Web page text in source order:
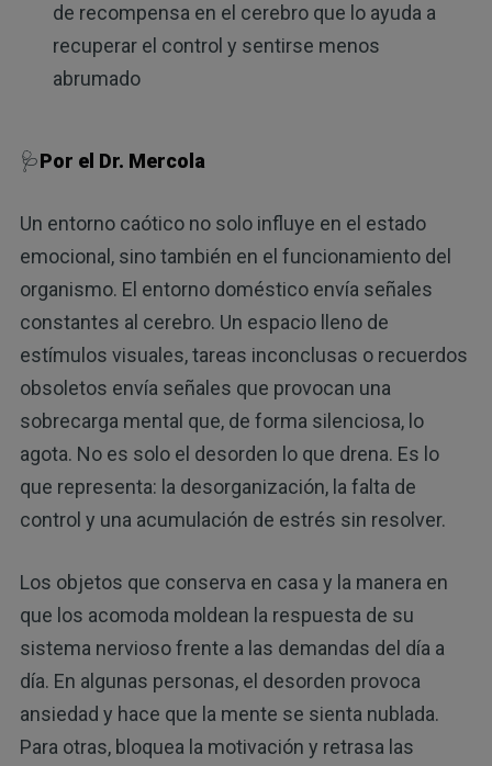
de recompensa en el cerebro que lo ayuda a
recuperar el control y sentirse menos
abrumado
🩺Por el Dr. Mercola
Un entorno caótico no solo influye en el estado
emocional, sino también en el funcionamiento del
organismo. El entorno doméstico envía señales
constantes al cerebro. Un espacio lleno de
estímulos visuales, tareas inconclusas o recuerdos
obsoletos envía señales que provocan una
sobrecarga mental que, de forma silenciosa, lo
agota. No es solo el desorden lo que drena. Es lo
que representa: la desorganización, la falta de
control y una acumulación de estrés sin resolver.
Los objetos que conserva en casa y la manera en
que los acomoda moldean la respuesta de su
sistema nervioso frente a las demandas del día a
día. En algunas personas, el desorden provoca
ansiedad y hace que la mente se sienta nublada.
Para otras, bloquea la motivación y retrasa las